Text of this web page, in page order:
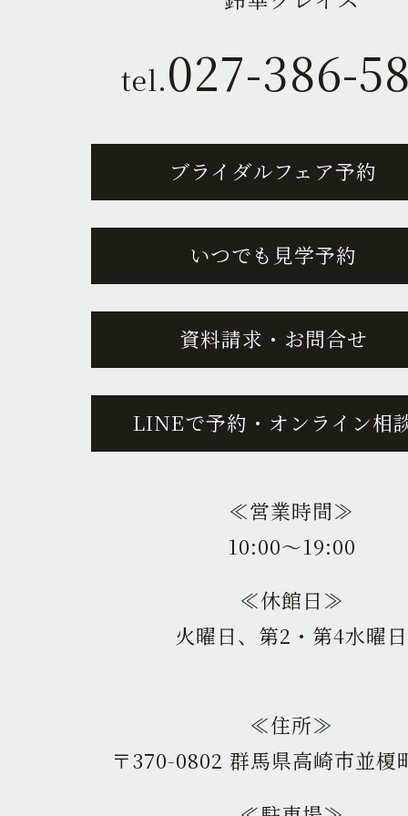
tel.027-386-
ブライダルフェア予約
いつでも見学予約
資料請求・お問合せ
LINEで予約・オンライン相
≪営業時間≫
10:00〜19:00
≪休館日≫
火曜日、第2・第4水曜日
≪住所≫
〒370-0802 群馬県高崎市並榎